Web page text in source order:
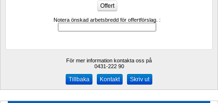
Notera önskad arbetsbredd för offertförslag. :
För mer information kontakta oss på
0431-222 90
Kontakt Skriv ut